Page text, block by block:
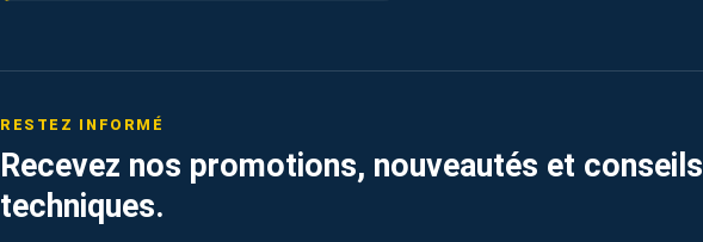
RESTEZ INFORMÉ
Recevez nos promotions, nouveautés et conseils
techniques.